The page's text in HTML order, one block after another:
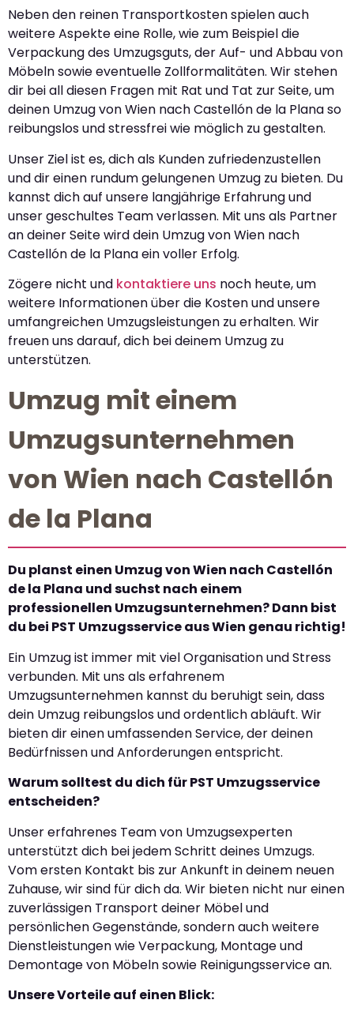
Neben den reinen Transportkosten spielen auch
weitere Aspekte eine Rolle, wie zum Beispiel die
Verpackung des Umzugsguts, der Auf- und Abbau von
Möbeln sowie eventuelle Zollformalitäten. Wir stehen
dir bei all diesen Fragen mit Rat und Tat zur Seite, um
deinen Umzug von Wien nach Castellón de la Plana so
reibungslos und stressfrei wie möglich zu gestalten.
Unser Ziel ist es, dich als Kunden zufriedenzustellen
und dir einen rundum gelungenen Umzug zu bieten. Du
kannst dich auf unsere langjährige Erfahrung und
unser geschultes Team verlassen. Mit uns als Partner
an deiner Seite wird dein Umzug von Wien nach
Castellón de la Plana ein voller Erfolg.
Zögere nicht und kontaktiere uns noch heute, um
weitere Informationen über die Kosten und unsere
umfangreichen Umzugsleistungen zu erhalten. Wir
freuen uns darauf, dich bei deinem Umzug zu
unterstützen.
Umzug mit einem
Umzugsunternehmen
von Wien nach Castellón
de la Plana
Du planst einen Umzug von Wien nach Castellón
de la Plana und suchst nach einem
professionellen Umzugsunternehmen? Dann bist
du bei PST Umzugsservice aus Wien genau richtig!
Ein Umzug ist immer mit viel Organisation und Stress
verbunden. Mit uns als erfahrenem
Umzugsunternehmen kannst du beruhigt sein, dass
dein Umzug reibungslos und ordentlich abläuft. Wir
bieten dir einen umfassenden Service, der deinen
Bedürfnissen und Anforderungen entspricht.
Warum solltest du dich für PST Umzugsservice
entscheiden?
Unser erfahrenes Team von Umzugsexperten
unterstützt dich bei jedem Schritt deines Umzugs.
Vom ersten Kontakt bis zur Ankunft in deinem neuen
Zuhause, wir sind für dich da. Wir bieten nicht nur einen
zuverlässigen Transport deiner Möbel und
persönlichen Gegenstände, sondern auch weitere
Dienstleistungen wie Verpackung, Montage und
Demontage von Möbeln sowie Reinigungsservice an.
Unsere Vorteile auf einen Blick: